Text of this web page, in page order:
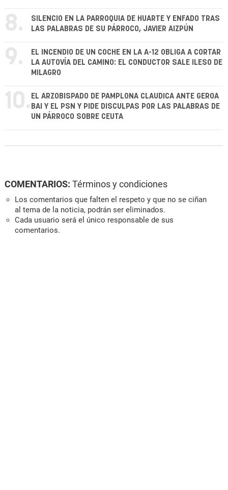
8.
SILENCIO EN LA PARROQUIA DE HUARTE Y ENFADO TRAS
LAS PALABRAS DE SU PÁRROCO, JAVIER AIZPÚN
9.
EL INCENDIO DE UN COCHE EN LA A-12 OBLIGA A CORTAR
LA AUTOVÍA DEL CAMINO: EL CONDUCTOR SALE ILESO DE
MILAGRO
10. EL ARZOBISPADO DE PAMPLONA CLAUDICA ANTE GEROA
BAI Y EL PSN Y PIDE DISCULPAS POR LAS PALABRAS DE
UN PÁRROCO SOBRE CEUTA
COMENTARIOS: Términos y condiciones
Los comentarios que falten el respeto y que no se ciñan
al tema de la noticia, podrán ser eliminados.
Cada usuario será el único responsable de sus
comentarios.